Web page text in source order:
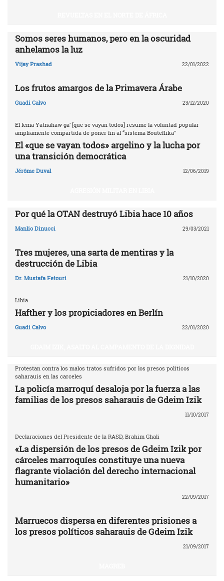
Somos seres humanos, pero en la oscuridad
anhelamos la luz
Vijay Prashad 22/01/2022
Los frutos amargos de la Primavera Árabe
Guadi Calvo 23/12/2020
El lema Yatnahaw ga’ [que se vayan todos] resume la voluntad popular
ampliamente compartida de poner fin al “sistema Bouteflika"
El «que se vayan todos» argelino y la lucha por
una transición democrática
Jérôme Duval 12/06/2019
Por qué la OTAN destruyó Libia ‎hace 10 años‎
Manlio Dinucci 29/03/2021
Tres mujeres, una sarta de mentiras y la
destrucción de Libia
Dr. Mustafa Fetouri 21/10/2020
Libia
Hafther y los propiciadores en Berlín
Guadi Calvo 22/01/2020
Protestan contra los malos tratos sufridos por los presos políticos
saharauis en las carceles
La policía marroquí desaloja por la fuerza a las
familias de los presos saharauis de Gdeim Izik
11/10/2017
Declaraciones del Presidente de la RASD, Brahim Ghali
«La dispersión de los presos de Gdeim Izik por
cárceles marroquíes constituye una nueva
flagrante violación del derecho internacional
humanitario»
22/09/2017
Marruecos dispersa en diferentes prisiones a
los presos políticos saharauis de Gdeim Izik
21/09/2017